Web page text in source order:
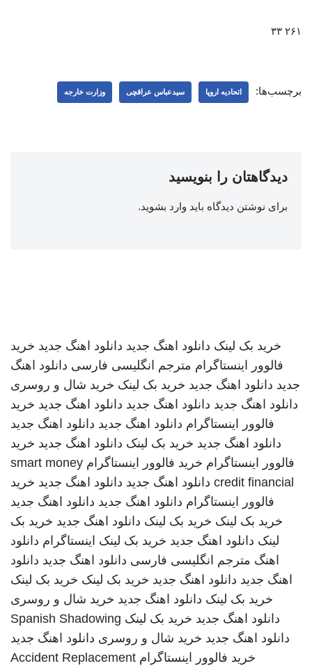
۲۶۱ ۳۳
برچسب‌ها: اتحادیه اروپا سیدعباس عراقچی وزارت خارجه
دیدگاهتان را بنویسید
برای نوشتن دیدگاه باید وارد بشوید.
خرید بک لینک دانلود اهنگ جدید دانلود اهنگ جدید خرید
فالوور اینستاگرام مترجم انگلیسی فارسی دانلود اهنگ
جدید دانلود اهنگ جدید خرید بک لینک خرید شال و روسری
دانلود اهنگ جدید دانلود اهنگ جدید دانلود اهنگ جدید خرید
فالوور اینستاگرام دانلود اهنگ جدید دانلود اهنگ جدید
دانلود اهنگ جدید خرید بک لینک دانلود اهنگ جدید خرید
فالوور اینستاگرام خرید فالوور اینستاگرام smart money
credit financial دانلود اهنگ جدید دانلود اهنگ جدید خرید
فالوور اینستاگرام دانلود اهنگ جدید دانلود اهنگ جدید
خرید بک لینک خرید بک لینک دانلود اهنگ جدید خرید بک
لینک دانلود اهنگ جدید خرید بک لینک اینستاگرام دانلود
اهنگ مترجم انگلیسی فارسی دانلود اهنگ جدید دانلود
اهنگ جدید دانلود اهنگ جدید خرید بک لینک خرید بک لینک
خرید بک لینک دانلود اهنگ جدید خرید شال و روسری
دانلود اهنگ جدید خرید بک لینک Spanish Shadowing
دانلود اهنگ جدید خرید شال و روسری دانلود اهنگ جدید
خرید فالوور اینستاگرام Accident Replacement